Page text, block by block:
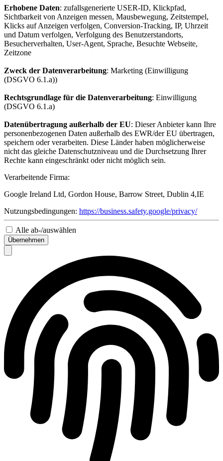
Erhobene Daten: zufallsgenerierte USER-ID, Klickpfad,
Sichtbarkeit von Anzeigen messen, Mausbewegung, Zeitstempel,
Klicks auf Anzeigen verfolgen, Conversion-Tracking, IP, Uhrzeit
und Datum verfolgen, Verfolgung des Benutzerstandorts,
Besucherverhalten, User-Agent, Sprache, Besuchte Webseite,
Zeitzone
Zweck der Datenverarbeitung: Marketing (Einwilligung
(DSGVO 6.1.a))
Rechtsgrundlage für die Datenverarbeitung: Einwilligung
(DSGVO 6.1.a)
Datenübertragung außerhalb der EU: Dieser Anbieter kann Ihre
personenbezogenen Daten außerhalb des EWR/der EU übertragen,
speichern oder verarbeiten. Diese Länder haben möglicherweise
nicht das gleiche Datenschutzniveau und die Durchsetzung Ihrer
Rechte kann eingeschränkt oder nicht möglich sein.
Verarbeitende Firma:
Google Ireland Ltd, Gordon House, Barrow Street, Dublin 4,IE
Nutzungsbedingungen: https://business.safety.google/privacy/
Alle ab-/auswählen
Übernehmen